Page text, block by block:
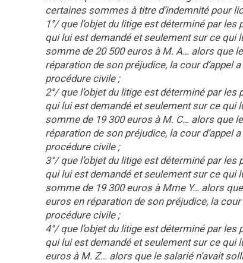
certaines sommes à titre d’indemnité pour
1°/ que l’objet du litige est déterminé par
qui lui est demandé et seulement sur ce qui
somme de 20 500 euros à M. A… alors que
réparation de son préjudice, la cour d’appel
procédure civile ;
2°/ que l’objet du litige est déterminé par
qui lui est demandé et seulement sur ce qui
somme de 19 300 euros à M. C… alors que
réparation de son préjudice, la cour d’appel
procédure civile ;
3°/ que l’objet du litige est déterminé par
qui lui est demandé et seulement sur ce qui
somme de 19 300 euros à Mme Y… alors
euros en réparation de son préjudice, la
procédure civile ;
4°/ que l’objet du litige est déterminé par
qui lui est demandé et seulement sur ce qui
euros à M. Z… alors que le salarié n’avait